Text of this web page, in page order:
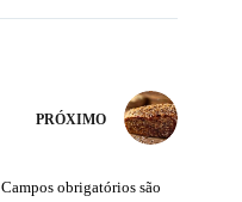
PRÓXIMO
Campos obrigatórios são